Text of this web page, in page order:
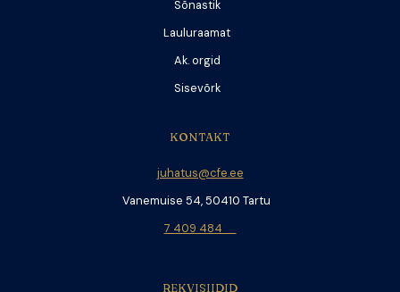
Sõnastik
Lauluraamat
Ak. orgid
Sisevõrk
KONTAKT
juhatus@cfe.ee
Vanemuise 54, 50410 Tartu
7 409 484
REKVISIIDID